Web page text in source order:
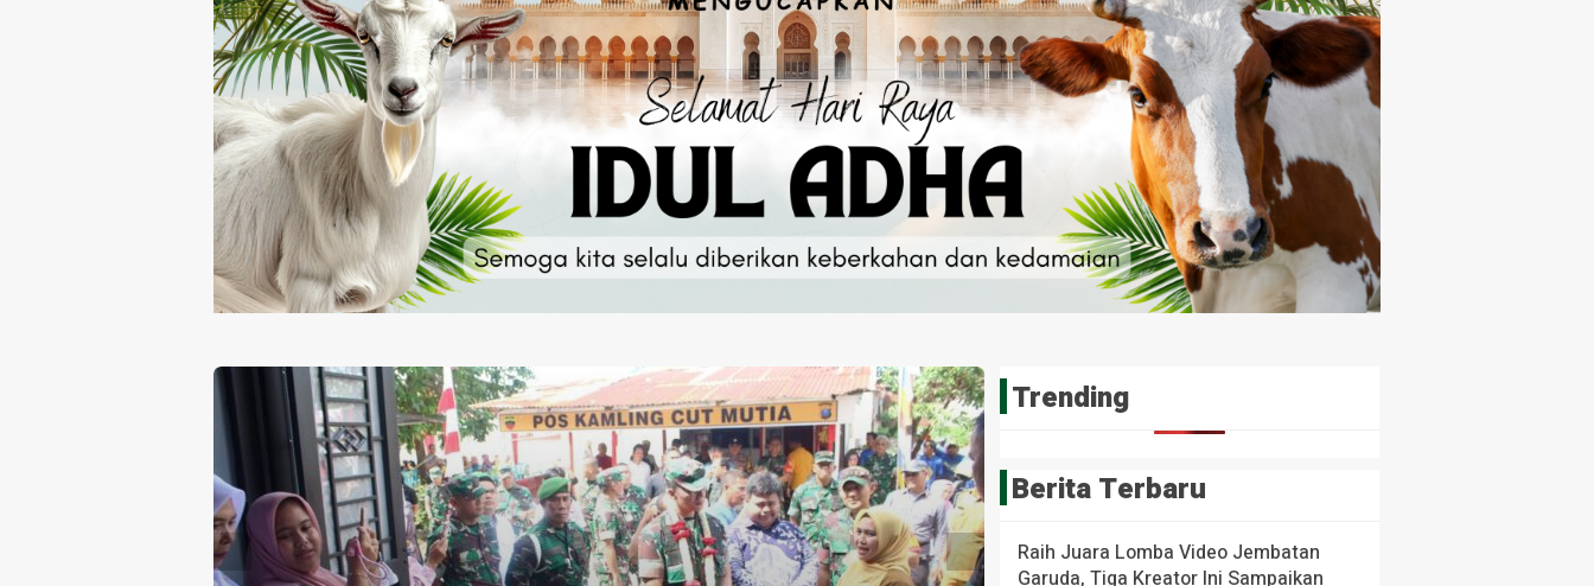
Trending
Berita Terbaru
Raih Juara Lomba Video Jembatan
Garuda, Tiga Kreator Ini Sampaikan